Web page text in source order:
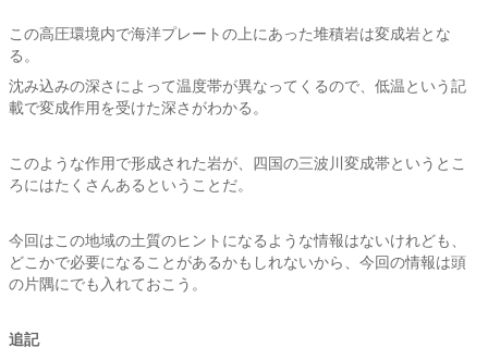
この高圧環境内で海洋プレートの上にあった堆積岩は変成岩とな
る。
沈み込みの深さによって温度帯が異なってくるので、低温という記
載で変成作用を受けた深さがわかる。
このような作用で形成された岩が、四国の三波川変成帯というとこ
ろにはたくさんあるということだ。
今回はこの地域の土質のヒントになるような情報はないけれども、
どこかで必要になることがあるかもしれないから、今回の情報は頭
の片隅にでも入れておこう。
追記